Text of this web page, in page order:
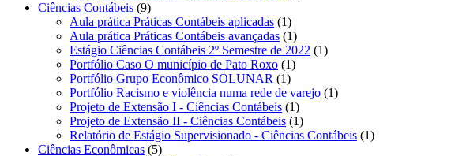
Ciências Contábeis 99
produtos
Aula prática Práticas Contábeis aplicadas 11
produto
Aula prática Práticas Contábeis avançadas 11
produto
Estágio Ciências Contábeis 2º Semestre de 2022 11
Portfólio Caso O município de Pato Roxo 11
Portfólio Grupo Econômico SOLUNAR 11
produto
Portfólio Racismo e violência numa rede de varejo 11
Projeto de Extensão I - Ciências Contábeis 11
produto
Projeto de Extensão II - Ciências Contábeis 11
produto
Relatório de Estágio Supervisionado - Ciências Contábeis 11
Ciências Econômicas 55